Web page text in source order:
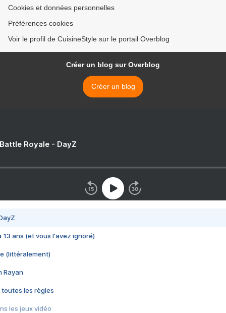
Cookies et données personnelles
Préférences cookies
Voir le profil de CuisineStyle sur le portail Overblog
Créer un blog sur Overblog
Créer un blog
Royale - DayZ
13 ans (et vous l'avez ignoré)
(littéralement)
Rayan
toutes les règles
les jeux vidéo